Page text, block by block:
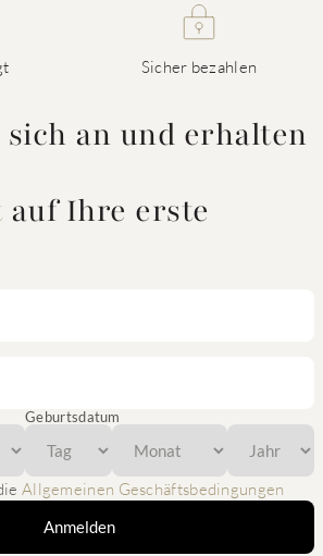
Sicher bezahlen
sich an und erhalten
auf Ihre erste
Geburtsdatum
Allgemeinen Geschäftsbedingungen
Anmelden